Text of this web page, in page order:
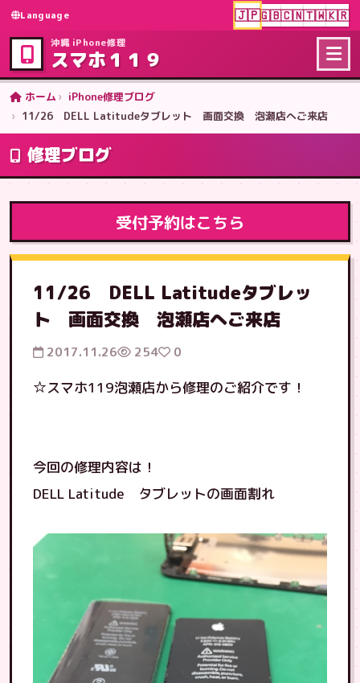
Language 🇯🇵🇬🇧🇨🇳🇹🇼🇰🇷
沖縄 iPhone修理
スマホ１１９
ホーム
iPhone修理ブログ
11/26 DELL Latitudeタブレット 画面交換 泡瀬店へご来店
修理ブログ
受付予約はこちら
11/26 DELL Latitudeタブレッ
ト 画面交換 泡瀬店へご来店
2017.11.26 254 0
☆スマホ119泡瀬店から修理のご紹介です！
今回の修理内容は！
DELL Latitude タブレットの画面割れ